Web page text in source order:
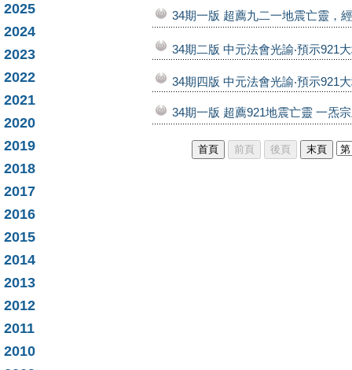
2025
2024
2023
2022
2021
2020
2019
2018
2017
2016
2015
2014
2013
2012
2011
2010
34期一版 超薦九二一地震亡靈，
34期二版 中元法會光諭‧預示921
34期四版 中元法會光諭‧預示921
34期一版 超薦921地震亡靈 一炁